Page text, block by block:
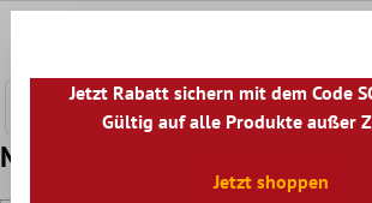
Muster Bodenfliesen Hayat
Jetzt Rabatt sichern mit dem Code
Gültig auf alle Produkte außer
Jetzt shoppen